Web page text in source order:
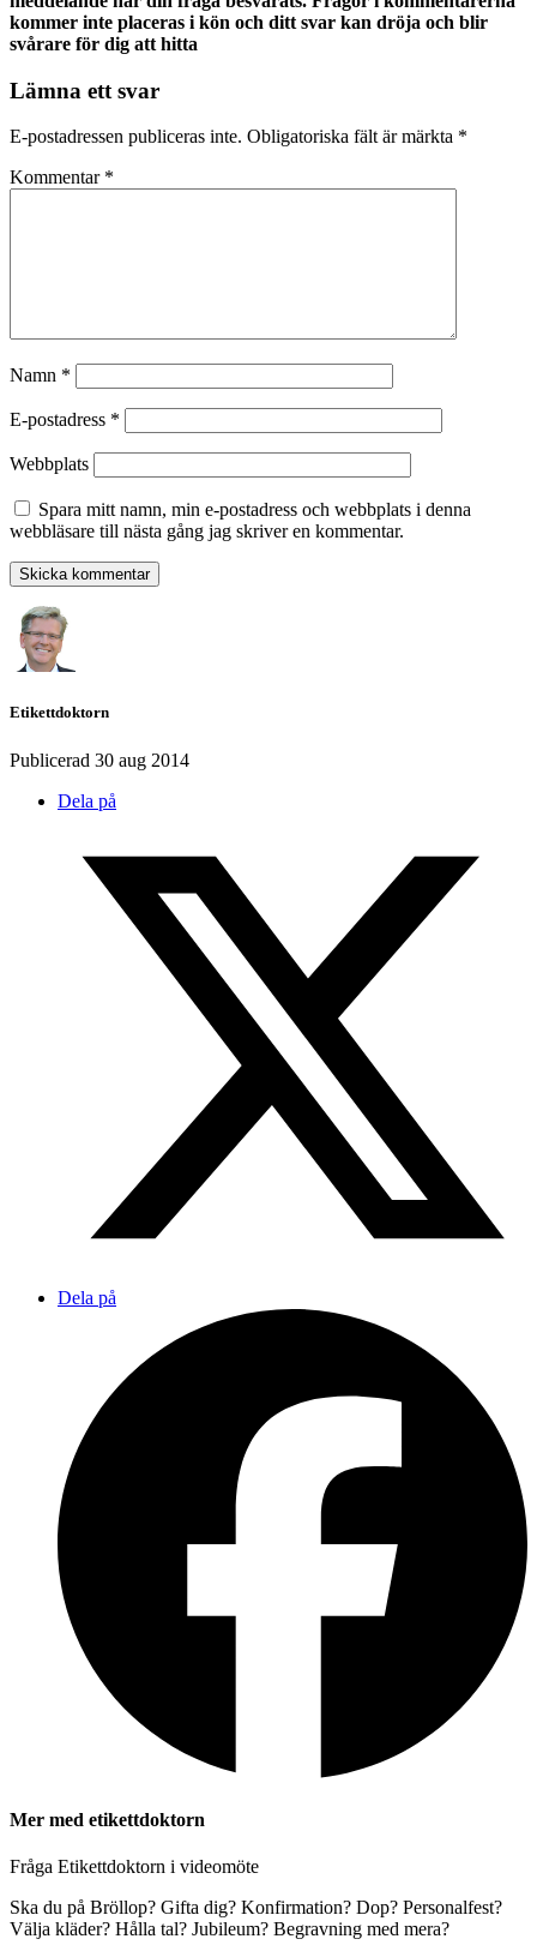
kommer inte placeras i kön och ditt svar kan dröja och blir
svårare för dig att hitta
Lämna ett svar
E-postadressen publiceras inte. Obligatoriska fält är märkta *
Kommentar *
Namn *
E-postadress *
Webbplats
Spara mitt namn, min e-postadress och webbplats i denna
webbläsare till nästa gång jag skriver en kommentar.
Etikettdoktorn
Publicerad 30 aug 2014
Dela på
Dela på
Mer med etikettdoktorn
Fråga Etikettdoktorn i videomöte
Ska du på Bröllop? Gifta dig? Konfirmation? Dop? Personalfest?
Välja kläder? Hålla tal? Jubileum? Begravning med mera?